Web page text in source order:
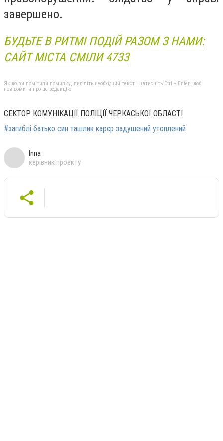
завершено.
БУДЬТЕ В РИТМІ ПОДІЙ РАЗОМ З НАМИ:
САЙТ МІСТА СМІЛИ 4733
Якщо ви помітили помилку, виділіть необхідний текст і натисніть Ctrl + Enter, щоб
повідомити про це редакцію
СЕКТОР КОМУНІКАЦІЇ ПОЛІЦІЇ ЧЕРКАСЬКОЇ ОБЛАСТІ
#загиблі батько син ташлик карєр задушений утоплений
Inna
керівник проекту